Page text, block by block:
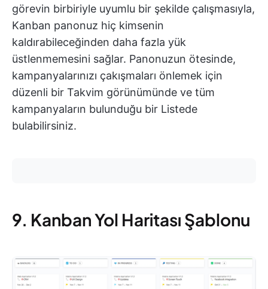
görevin birbiriyle uyumlu bir şekilde çalışmasıyla,
Kanban panonuz hiç kimsenin
kaldırabileceğinden daha fazla yük
üstlenmemesini sağlar. Panonuzun ötesinde,
kampanyalarınızı çakışmaları önlemek için
düzenli bir Takvim görünümünde ve tüm
kampanyaların bulunduğu bir Listede
bulabilirsiniz.
9. Kanban Yol Haritası Şablonu